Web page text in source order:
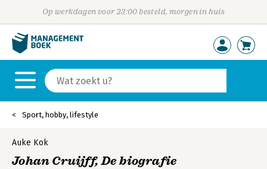
Op werkdagen voor 23:00 besteld, morgen in huis
Sport, hobby, lifestyle
Auke Kok
Johan Cruijff, De biografie